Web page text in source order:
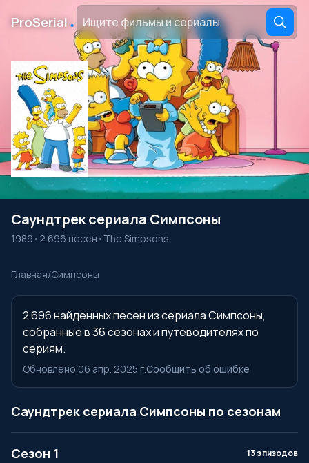
ProSerial․
Саундтрек сериала Симпсоны
1989 • 2 696 песен • The Simpsons
Главная/Симпсоны
2 696 найденных песен из сериала Симпсоны,
собранные в 36 сезонах и путеводителях по
сериям.
Обновлено 06 апр. 2025 г.Сообщить об ошибке
Саундтрек сериала Симпсоны по сезонам
Сезон 1
13 эпизодов